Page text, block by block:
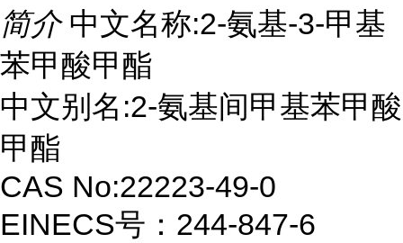
简介 中文名称:2-氨基-3-甲基
苯甲酸甲酯
中文别名:2-氨基间甲基苯甲酸
甲酯
CAS No:22223-49-0
EINECS号：244-847-6